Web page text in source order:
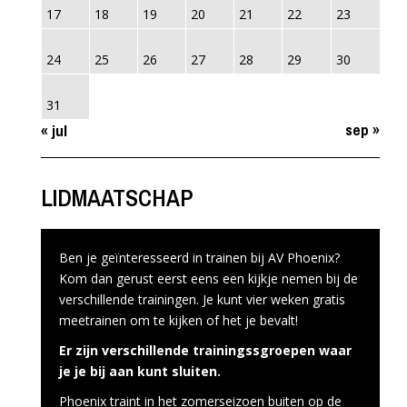
17 18 19 20 21 22 23
24 25 26 27 28 29 30
31
« jul sep »
LIDMAATSCHAP
Ben je geïnteresseerd in trainen bij AV Phoenix?
Kom dan gerust eerst eens een kijkje nemen bij de
verschillende trainingen. Je kunt vier weken gratis
meetrainen om te kijken of het je bevalt!
Er zijn verschillende trainingssgroepen waar
je je bij aan kunt sluiten.
Phoenix traint in het zomerseizoen buiten op de